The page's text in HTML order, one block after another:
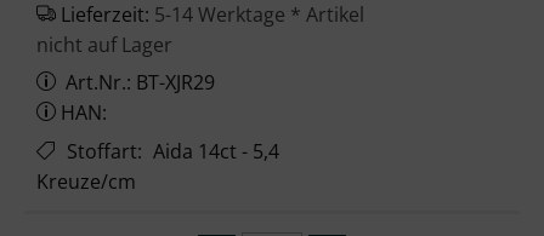
Lieferzeit: 5-14 Werktage * Artikel
nicht auf Lager
Art.Nr.: BT-XJR29
HAN:
Stoffart: Aida 14ct - 5,4
Kreuze/cm